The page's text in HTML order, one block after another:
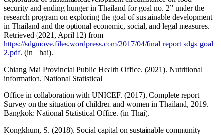
security and ending hunger in Thailand for goal no. 2” under the
research program on exploring the goal of sustainable development
in Thailand and the optional economic, social, and legal measures.
Retrieved (2021, April 12) from
https://sdgmove.files.wordpress.com/2017/04/final-report-sdgs-goal-
2.pdf. (in Thai).
Chiang Mai Provincial Public Health Office. (2021). Nutritional
information. National Statistical
Office in collaboration with UNICEF. (2017). Complete report
Survey on the situation of children and women in Thailand, 2019.
Bangkok: National Statistical Office. (in Thai).
Kongkhum, S. (2018). Social capital on sustainable community